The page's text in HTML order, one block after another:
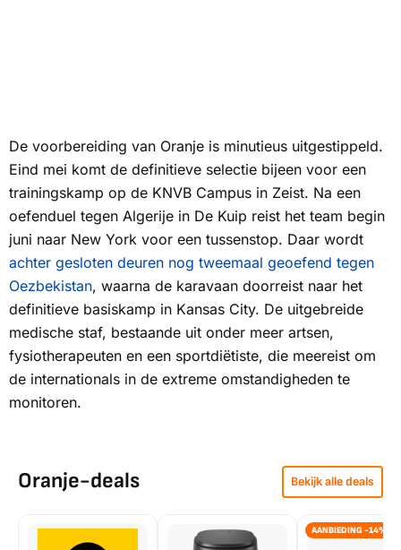
De voorbereiding van Oranje is minutieus uitgestippeld.
Eind mei komt de definitieve selectie bijeen voor een
trainingskamp op de KNVB Campus in Zeist. Na een
oefenduel tegen Algerije in De Kuip reist het team begin
juni naar New York voor een tussenstop. Daar wordt
achter gesloten deuren nog tweemaal geoefend tegen
Oezbekistan, waarna de karavaan doorreist naar het
definitieve basiskamp in Kansas City. De uitgebreide
medische staf, bestaande uit onder meer artsen,
fysiotherapeuten en een sportdiëtiste, die meereist om
de internationals in de extreme omstandigheden te
monitoren.
Oranje-deals Bekijk alle deals
AANBIEDING -14%